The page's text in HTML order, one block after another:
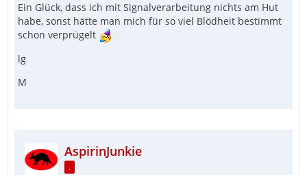
Ein Glück, dass ich mit Signalverarbeitung nichts am Hut
habe, sonst hätte man mich für so viel Blödheit bestimmt
schon verprügelt
lg
M
AspirinJunkie
.